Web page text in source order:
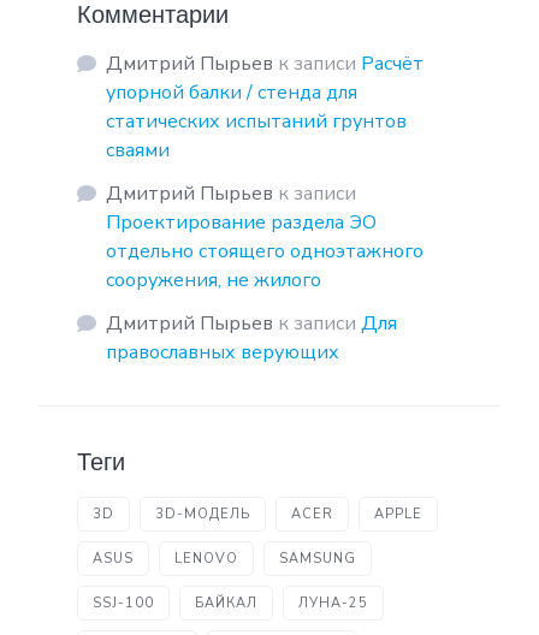
Комментарии
Дмитрий Пырьев к записи Расчёт
упорной балки / стенда для
статических испытаний грунтов
сваями
Дмитрий Пырьев к записи
Проектирование раздела ЭО
отдельно стоящего одноэтажного
сооружения, не жилого
Дмитрий Пырьев к записи Для
православных верующих
Теги
3D 3D-МОДЕЛЬ ACER APPLE
ASUS LENOVO SAMSUNG
SSJ-100 БАЙКАЛ ЛУНА-25